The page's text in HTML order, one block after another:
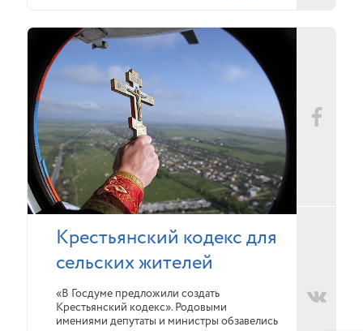
Крестьянский кодекс для
сельских жителей
«В Госдуме предложили создать
Крестьянский кодекс». Родовыми
имениями депутаты и министры обзавелись